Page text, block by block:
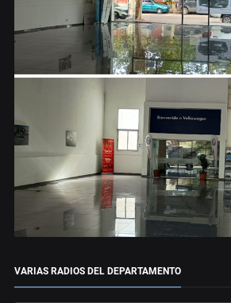
VARIAS RADIOS DEL DEPARTAMENTO